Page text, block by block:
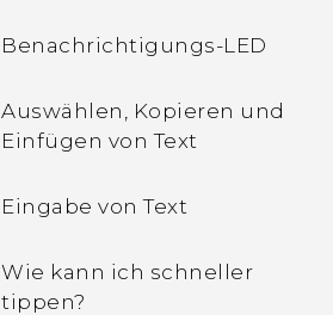
Was kann ich tun, wenn
Kennwort vergessen
habe?
Ich habe einige Dateien
meinen Computer
gesendet. Wo sind sie?
Benachrichtigungs-LED
Auswählen, Kopieren und
Einfügen von Text
Eingabe von Text
Wie kann ich schneller
tippen?